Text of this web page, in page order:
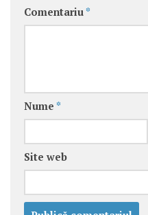
Comentariu *
Nume *
Site web